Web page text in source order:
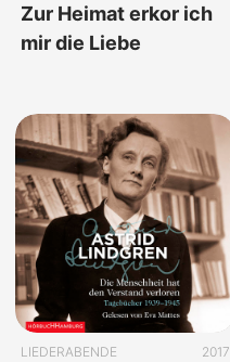
Zur Heimat erkor ich
mir die Liebe
LIEDERABENDE 2017